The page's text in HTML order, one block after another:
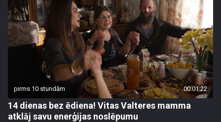
pirms 10 stundām 00:01:22
14 dienas bez ēdiena! Vitas Valteres mamma
atklāj savu enerģijas noslēpumu